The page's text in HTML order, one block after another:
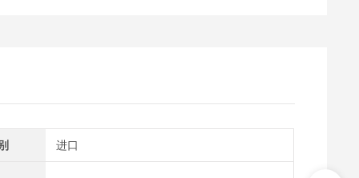
进口